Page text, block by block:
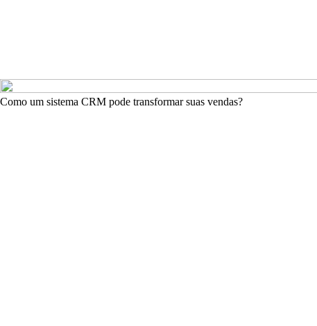
Como um sistema CRM pode transformar suas vendas?